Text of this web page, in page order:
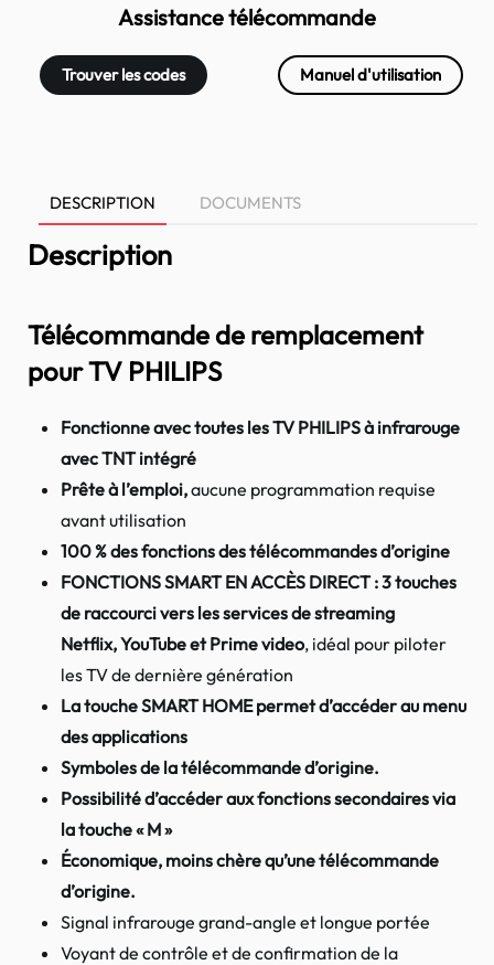
Assistance télécommande
Trouver les codes Manuel d'utilisation
DESCRIPTION DOCUMENTS
Description
Télécommande de remplacement
pour TV PHILIPS
Fonctionne avec toutes les TV PHILIPS à infrarouge
avec TNT intégré
Prête à l’emploi,aucune programmation requise
avant utilisation
100 % des fonctions des télécommandes d’origine
FONCTIONS SMART EN ACCÈS DIRECT : 3 touches
de raccourci vers les services de streaming
Netflix,YouTube etPrime video, idéal pour piloter
les TV de dernière génération
La touche SMART HOME permet d’accéder au menu
des applications
Symboles de la télécommande d’origine.
Possibilité d’accéder aux fonctions secondaires via
la touche « M »
Économique, moins chère qu’une télécommande
d’origine.
Signal infrarouge grand-angle et longue portée
Voyant de contrôle et de confirmation de la